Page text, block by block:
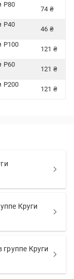
P80
74 ₴
P40
46 ₴
P100
121 ₴
P60
121 ₴
P200
121 ₴
Круги
Круги